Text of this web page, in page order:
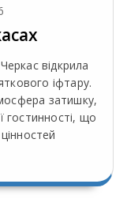
відкрила
іфтару.
затишку,
гостинності, що